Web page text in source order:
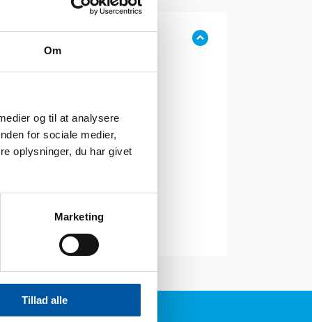
Om
og til at analysere
for sociale medier,
oplysninger, du har givet
Marketing
Tillad alle